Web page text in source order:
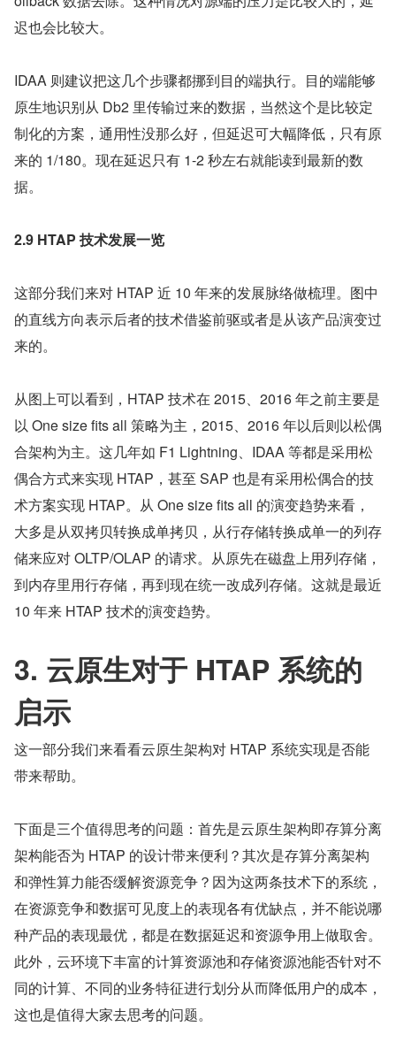
迟也会比较大。
IDAA 则建议把这几个步骤都挪到目的端执行。目的端能够
原生地识别从 Db2 里传输过来的数据，当然这个是比较定
制化的方案，通用性没那么好，但延迟可大幅降低，只有原
来的 1/180。现在延迟只有 1-2 秒左右就能读到最新的数
据。
2.9 HTAP 技术发展一览
这部分我们来对 HTAP 近 10 年来的发展脉络做梳理。图中
的直线方向表示后者的技术借鉴前驱或者是从该产品演变过
来的。
从图上可以看到，HTAP 技术在 2015、2016 年之前主要是
以 One size fits all 策略为主，2015、2016 年以后则以松偶
合架构为主。这几年如 F1 Lightning、IDAA 等都是采用松
偶合方式来实现 HTAP，甚至 SAP 也是有采用松偶合的技
术方案实现 HTAP。从 One size fits all 的演变趋势来看，
大多是从双拷贝转换成单拷贝，从行存储转换成单一的列存
储来应对 OLTP/OLAP 的请求。从原先在磁盘上用列存储，
到内存里用行存储，再到现在统一改成列存储。这就是最近
10 年来 HTAP 技术的演变趋势。
3. 云原生对于 HTAP 系统的
启示
这一部分我们来看看云原生架构对 HTAP 系统实现是否能
带来帮助。
下面是三个值得思考的问题：首先是云原生架构即存算分离
架构能否为 HTAP 的设计带来便利？其次是存算分离架构
和弹性算力能否缓解资源竞争？因为这两条技术下的系统，
在资源竞争和数据可见度上的表现各有优缺点，并不能说哪
种产品的表现最优，都是在数据延迟和资源争用上做取舍。
此外，云环境下丰富的计算资源池和存储资源池能否针对不
同的计算、不同的业务特征进行划分从而降低用户的成本，
这也是值得大家去思考的问题。